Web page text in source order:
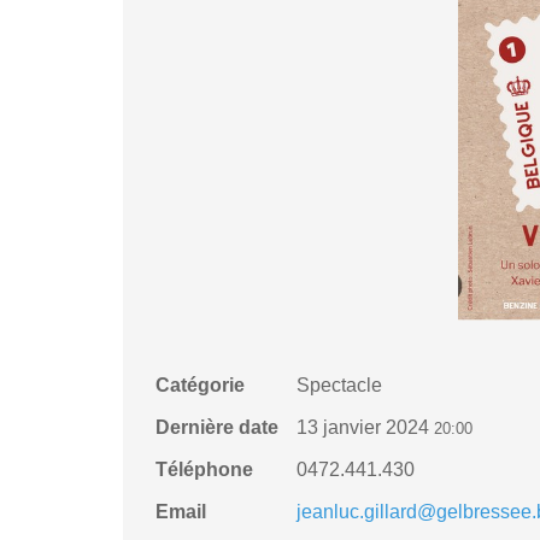
Catégorie Spectacle
Dernière date 13 janvier 2024 20:00
Téléphone 0472.441.430
Email